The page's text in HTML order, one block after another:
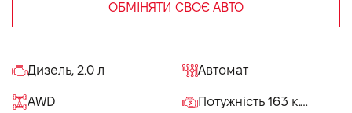
ОБМІНЯТИ СВОЄ АВТО
Дизель, 2.0 л Автомат
AWD Потужність 163 к.с.